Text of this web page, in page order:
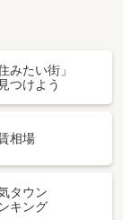
住みたい街」
つけよう
相場
タウン
キング